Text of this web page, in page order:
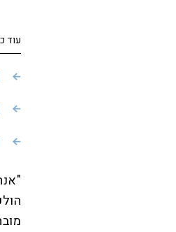
עוד